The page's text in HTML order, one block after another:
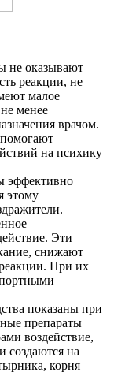
не оказывают
реакции, не
малое
менее
врачом.
на психику
эффективно
этому
Эти
снижают
При их
показаны при
препараты
воздействие,
создаются на
корня